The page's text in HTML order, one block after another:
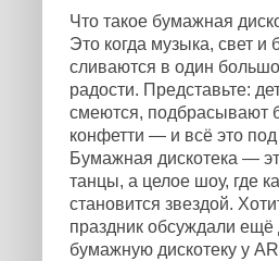
Что такое бумажная
Это когда музыка, свет
сливаются в один
радости. Представьте:
смеются, подбрасывают
конфетти — и всё это
Бумажная дискотека —
танцы, а целое шоу, где
становится звездой.
праздник обсуждали ещё
бумажную дискотеку у